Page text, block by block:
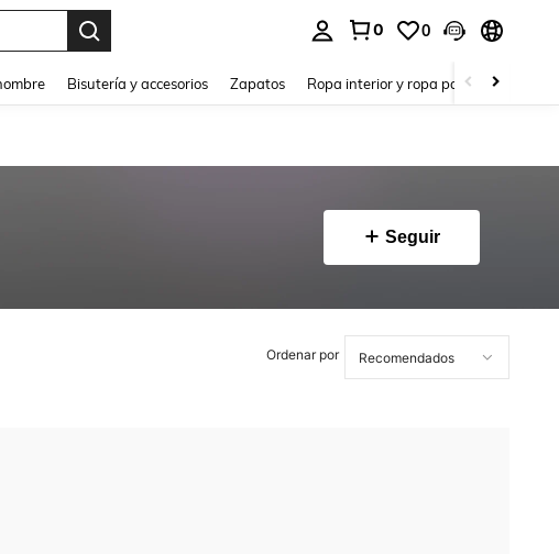
0 0
Bisutería y accesorios Zapatos Ropa interior y ropa para dormir
Seguir
Ordenar por